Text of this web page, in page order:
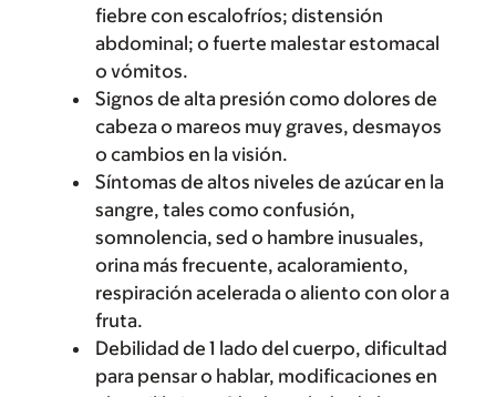
fiebre con escalofríos; distensión
abdominal; o fuerte malestar estomacal
o vómitos.
Signos de alta presión como dolores de
cabeza o mareos muy graves, desmayos
o cambios en la visión.
Síntomas de altos niveles de azúcar en la
sangre, tales como confusión,
somnolencia, sed o hambre inusuales,
orina más frecuente, acaloramiento,
respiración acelerada o aliento con olor a
fruta.
Debilidad de 1 lado del cuerpo, dificultad
para pensar o hablar, modificaciones en